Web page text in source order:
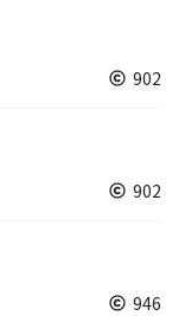
902
902
946